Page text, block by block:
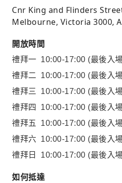
Cnr King and Flinders
Melbourne, Victoria 3000,
開放時間
禮拜一 10:00-17:00 (最後入
禮拜二
10:00-17:00 (最後入
禮拜三
10:00-17:00 (最後入
禮拜四
10:00-17:00 (最後入
禮拜五
10:00-17:00 (最後入
禮拜六 10:00-17:00 (最後入
禮拜日
10:00-17:00 (最後入
如何抵達